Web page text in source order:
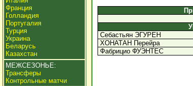
Франция
Голландия
Португалия
Турция
Украина
Беларусь
Казахстан
МЕЖСЕЗОНЬЕ:
Трансферы
Контрольные матчи
Себастьян ЭГУРЕН
ХОНАТАН Перейра
Фабрицио ФУЭНТЕС